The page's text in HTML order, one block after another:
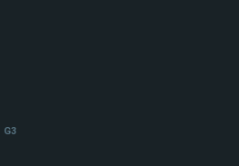
G3